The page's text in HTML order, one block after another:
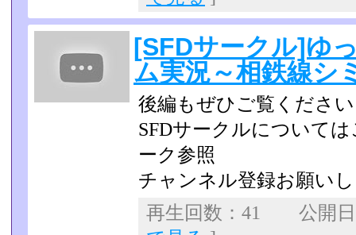
[SFDサークル]ゆ
ム実況～相鉄線シ
後編もぜひご覧くださ
SFDサークルについて
ーク参照
チャンネル登録お願い
再生回数：41 公開